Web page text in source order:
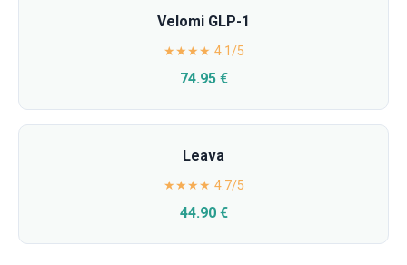
Velomi GLP-1
★★★★ 4.1/5
74.95 €
Leava
★★★★ 4.7/5
44.90 €